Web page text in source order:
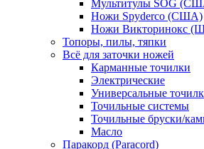
Мультитулы SOG
Ножи Spyderco (США)
Ножи Викторинокс
Топоры, пилы, тяпки
Всё для заточки ножей
Карманные точилки
Электрические
Универсальные
Точильные системы
Точильные бруски/
Масло
Паракорд (Paracord)